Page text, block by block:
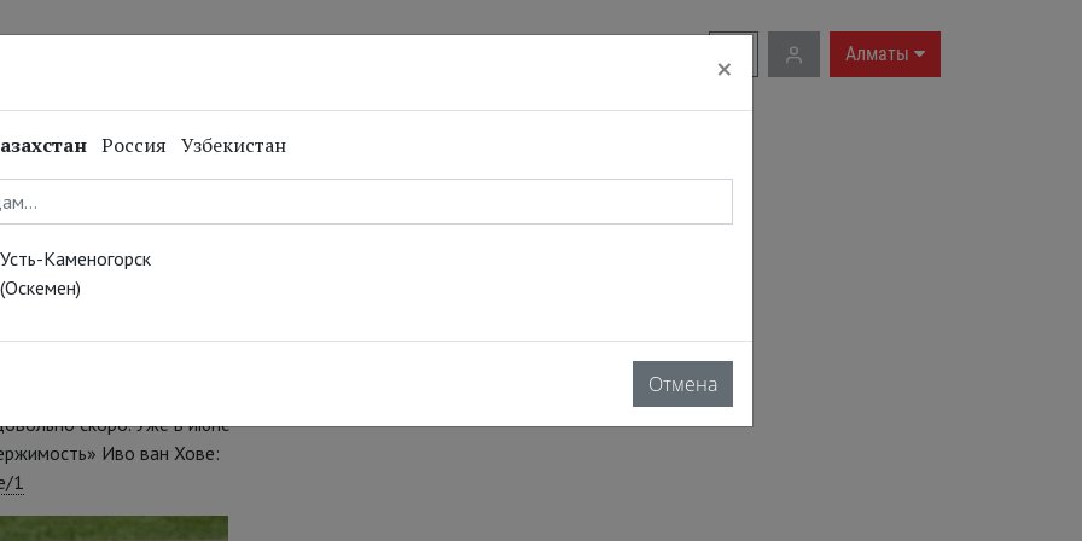
Алматы
в проект
сериала Паоло
станет этим папой, пока
скоро. Уже в июне
Иво ван Хове:
1
×
Россия Узбекистан
Усть-Каменогорск
(Оскемен)
Отмена